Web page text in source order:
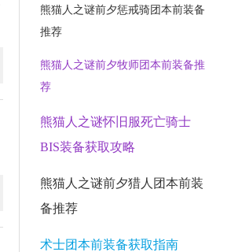
熊猫人之谜前夕惩戒骑团本前装备
推荐
熊猫人之谜前夕牧师团本前装备推
荐
熊猫人之谜怀旧服死亡骑士
BIS装备获取攻略
熊猫人之谜前夕猎人团本前装
备推荐
术士团本前装备获取指南